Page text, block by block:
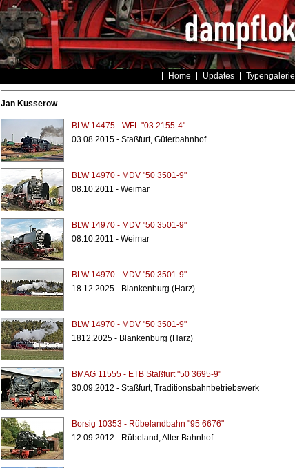
Home Updates Typengalerie
Jan Kusserow
BLW 14475 - WFL "03 2155-4"
03.08.2015 - Staßfurt, Güterbahnhof
BLW 14970 - MDV "50 3501-9"
08.10.2011 - Weimar
BLW 14970 - MDV "50 3501-9"
08.10.2011 - Weimar
BLW 14970 - MDV "50 3501-9"
18.12.2025 - Blankenburg (Harz)
BLW 14970 - MDV "50 3501-9"
1812.2025 - Blankenburg (Harz)
BMAG 11555 - ETB Staßfurt "50 3695-9"
30.09.2012 - Staßfurt, Traditionsbahnbetriebswerk
Borsig 10353 - Rübelandbahn "95 6676"
12.09.2012 - Rübeland, Alter Bahnhof